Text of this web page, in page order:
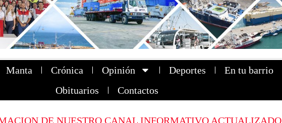
Manta Crónica Opinión Deportes En tu barrio
Obituarios
Contactos
DE NUESTRO CANAL INFORMATIVO ACTUALIZADO